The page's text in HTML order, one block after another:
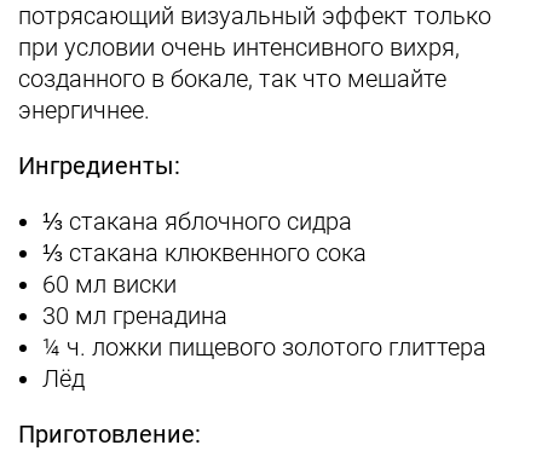
потрясающий визуальный эффект только
при условии очень интенсивного вихря,
созданного в бокале, так что мешайте
энергичнее.
Ингредиенты:
⅓ стакана яблочного сидра
⅓ стакана клюквенного сока
60 мл виски
30 мл гренадина
¼ ч. ложки пищевого золотого глиттера
Лёд
Приготовление: